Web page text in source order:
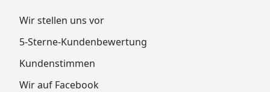
Wir stellen uns vor
5-Sterne-Kundenbewertung
Kundenstimmen
Wir auf Facebook